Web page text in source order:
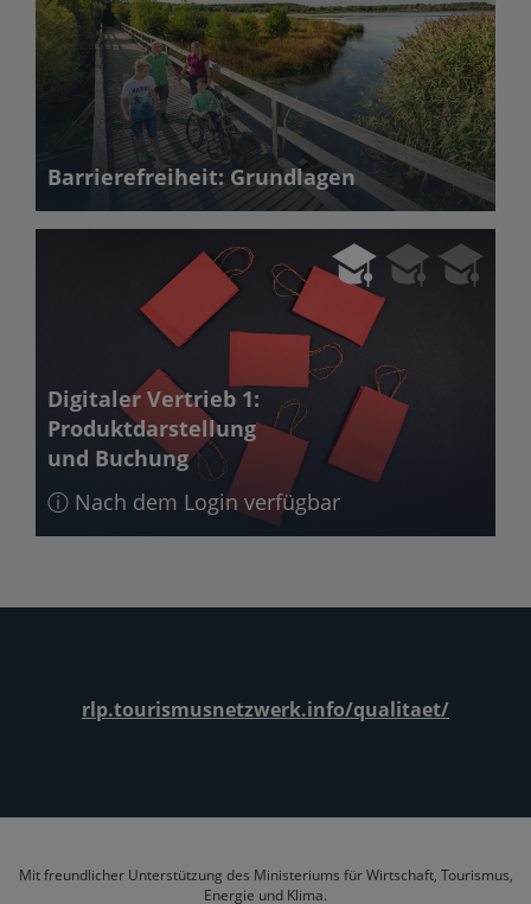
Barrierefreiheit: Grundlagen
Digitaler Vertrieb 1:
Produktdarstellung
und Buchung
ⓘ Nach dem Login verfügbar
rlp.tourismusnetzwerk.info/qualitaet/
Mit freundlicher Unterstützung des Ministeriums für Wirtschaft, Tourismus,
Energie und Klima.